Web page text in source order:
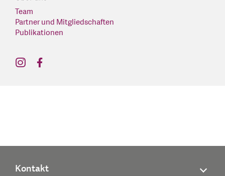
Team
Partner und Mitgliedschaften
Publikationen
find us on: instagram
find us on: facebook
Kontakt